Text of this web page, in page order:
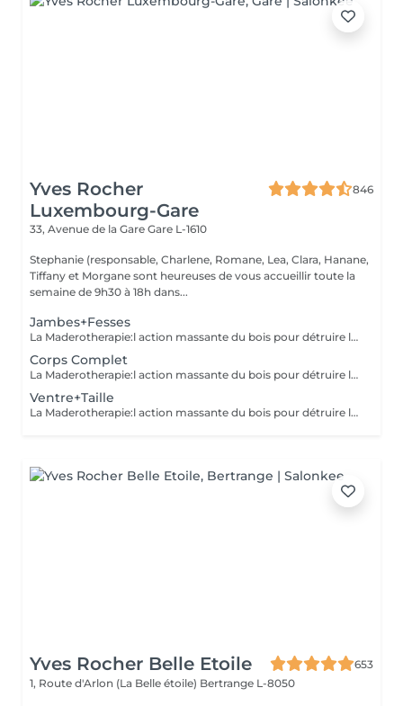
Yves Rocher
Luxembourg-Gare
846
33, Avenue de la Gare Gare L-1610
Stephanie (responsable, Charlene, Romane, Lea, Clara, Hanane,
Tiffany et Morgane sont heureuses de vous accueillir toute la
semaine de 9h30 à 18h dans...
Jambes+Fesses
La Maderotherapie:l action massante du bois pour détruire la cellulite. *Active la circulation sanguine et lymphatique *Réduit les tensions musculaires. *Raffermie et tonifie la peau.
Corps Complet
La Maderotherapie:l action massante du bois pour détruire la cellulite. *Active la circulation sanguine et lymphatique *Réduit les tensions musculaires. *Raffermie et tonifie la peau.
Ventre+Taille
La Maderotherapie:l action massante du bois pour détruire la cellulite. *Active la circulation sanguine et lymphatique *Réduit les tensions musculaires. *Raffermie et tonifie la peau.
Yves Rocher Belle Etoile
653
1, Route d'Arlon (La Belle étoile) Bertrange L-8050